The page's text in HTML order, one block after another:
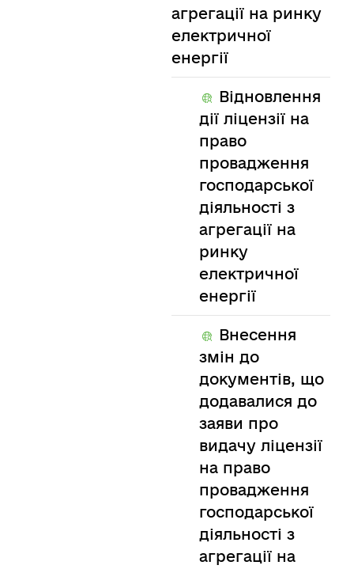
агрегації на ринку
електричної
енергії
Відновлення
дії ліцензії на
право
провадження
господарської
діяльності з
агрегації на
ринку
електричної
енергії
Внесення
змін до
документів, що
додавалися до
заяви про
видачу ліцензії
на право
провадження
господарської
діяльності з
агрегації на